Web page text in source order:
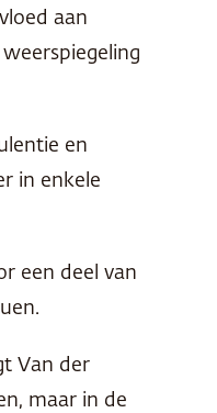
aan
en
in enkele
een deel van
Van der
maar in de